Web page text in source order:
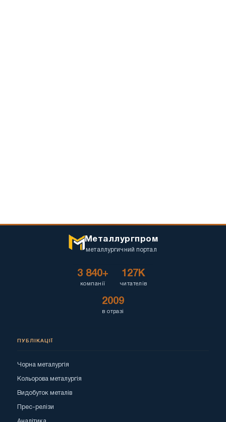
Металлургпром
металлургичний портал
3 840+
компанії
127K
читателів
2009
в отразі
ПУБЛІКАЦІЇ
Чорна металургія
Кольорова металургія
Видобуток металів
Прес-релізи